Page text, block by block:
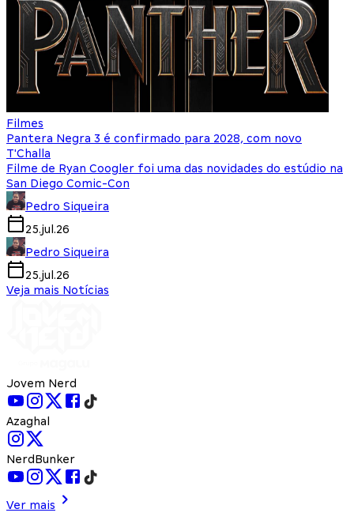
Filmes
Pantera Negra 3 é confirmado para 2028, com novo
T'Challa
Filme de Ryan Coogler foi uma das novidades do estúdio na
San Diego Comic-Con
Pedro Siqueira
25.jul.26
Pedro Siqueira
25.jul.26
Veja mais Notícias
Jovem Nerd
Azaghal
NerdBunker
Ver mais